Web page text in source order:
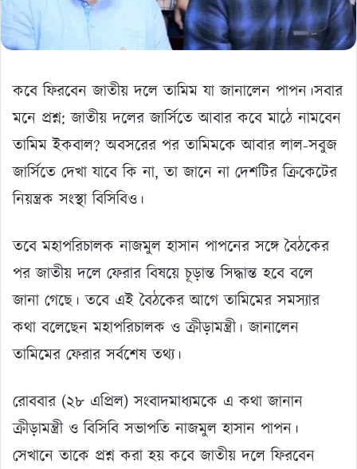
কবে ফিরবেন জাতীয় দলে তামিম যা জানালেন পাপন।সবার
মনে প্রশ্ন: জাতীয় দলের জার্সিতে আবার কবে মাঠে নামবেন
তামিম ইকবাল? অবসরের পর তামিমকে আবার লাল-সবুজ
জার্সিতে দেখা যাবে কি না, তা জানে না দেশটির ক্রিকেটের
নিয়ন্ত্রক সংস্থা বিসিবিও।
তবে মহাপরিচালক নাজমুল হাসান পাপনের সঙ্গে বৈঠকের
পর জাতীয় দলে ফেরার বিষয়ে চূড়ান্ত সিদ্ধান্ত হবে বলে
জানা গেছে। তবে এই বৈঠকের আগে তামিমের সমস্যার
কথা বলেছেন মহাপরিচালক ও ক্রীড়ামন্ত্রী। জানালেন
তামিমের ফেরার সর্বশেষ তথ্য।
রোববার (২৮ এপ্রিল) সংবাদমাধ্যমকে এ কথা জানান
ক্রীড়ামন্ত্রী ও বিসিবি সভাপতি নাজমুল হাসান পাপন।
সেখানে তাকে প্রশ্ন করা হয় কবে জাতীয় দলে ফিরবেন